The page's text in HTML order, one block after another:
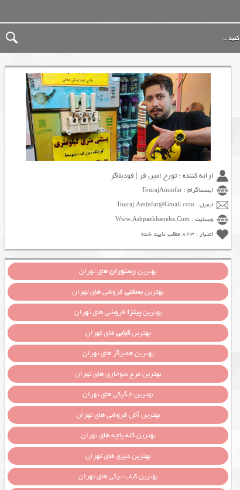
ارائه کننده : تورج امین فر | فودبلاگر
اینستاگرام : TourajAminfar
ایمیل : Touraj.Aminfar@Gmail.com
وبسایت : Www.Ashpazkhaneha.Com
اعتبار : 843 مطلب تایید شده
بهترینرستورانهای تهران
بهترینبستنیفروشی های تهران
بهترینپیتزا فروشی های تهران
بهترینکبابیهای تهران
بهترین همبرگر های تهران
بهترین مرغ سوخاری های تهران
بهترین جگرکی های تهران
بهترین آش فروشی های تهران
بهترین کله پاچه های تهران
بهترین دیزی های تهران
بهترین کباب ترکی های تهران